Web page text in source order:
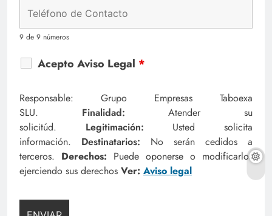
9 de 9 números
Acepto Aviso Legal *
Responsable: Grupo Empresas Taboexa
SLU. Finalidad:Atender su
solicitúd. Legitimación: Usted solicita
información. Destinatarios: No serán cedidos a
terceros. Derechos: Puede oponerse o modificarlos
ejerciendo sus derechos Ver: Aviso legal